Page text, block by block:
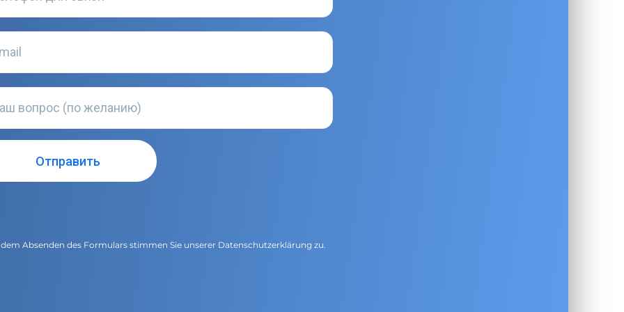
Absenden des Formulars stimmen Sie unserer Datenschutzerklärung zu.